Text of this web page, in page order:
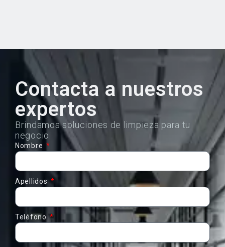
Contacta a nuestros
expertos
Brindamos soluciones de limpieza para tu
negocio.
Nombre
Apellidos
Teléfono